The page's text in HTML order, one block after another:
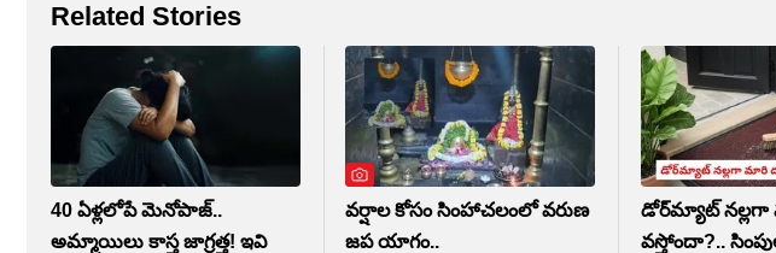
Related Stories
40 ఏళ్లలోపే మెనోపాజ్..
అమ్మాయిలు కాస్త జాగ్రత్త! ఇవి
వర్షాల కోసం సింహాచలంలో వరుణ
జప యాగం..
డోర్‌మ్యాట్ నల్లగా
వస్తోందా?..